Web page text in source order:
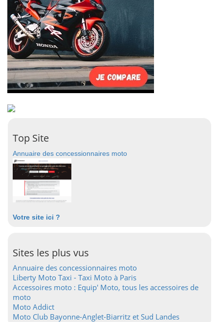
Top Site
Annuaire des concessionnaires moto
Votre site ici ?
Sites les plus vus
Annuaire des concessionnaires moto
Liberty Moto Taxi - Taxi Moto à Paris
Accessoires moto : Equip' Moto, tous les accessoires de
moto
Moto Addict
Moto Club Bayonne-Anglet-Biarritz et Sud Landes